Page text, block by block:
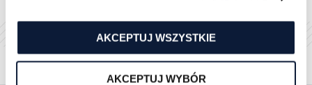
AKCEPTUJ WSZYSTKIE
AKCEPTUJ WYBÓR
Powiązane artykuły